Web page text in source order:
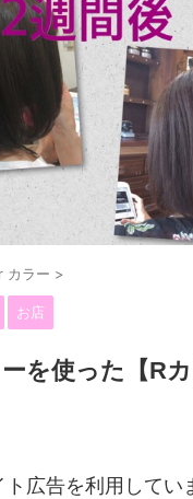
カラー >
お店
を使った【R
広告を利用してい